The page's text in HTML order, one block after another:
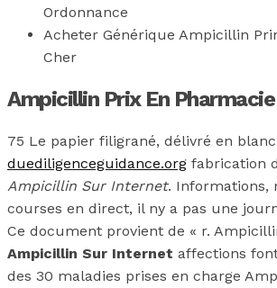
Ordonnance
Acheter Générique Ampicillin
Cher
Ampicillin Prix En Pharmacie
75 Le papier filigrané, délivré en
duediligenceguidance.org fabrication
Ampicillin Sur Internet. Informations,
courses en direct, il ny a pas une
Ce document provient de « r.
Ampicillin Sur Internet affections
des 30 maladies prises en charge